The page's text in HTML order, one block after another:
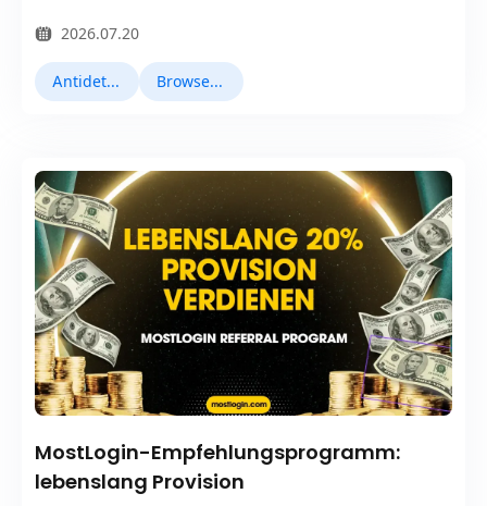
2026.07.20
Antidetect-Browser Browser Fingerprinting
MostLogin-Empfehlungsprogramm:
lebenslang Provision